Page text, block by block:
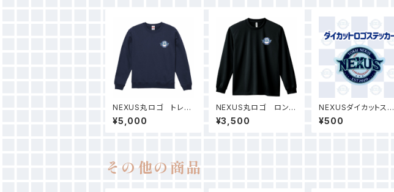
NEXUS丸ロゴ トレー
ナー（インディゴ）
¥5,000
NEXUS丸ロゴ ロング
ドライTシャツ（ブラッ
ク）
¥3,500
NEXUSダイカットステ
ッカー（3枚）
¥500
その他の商品